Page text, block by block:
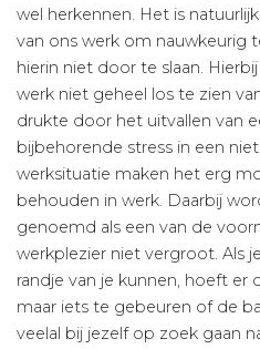
wel herkennen. Het is
van ons werk om nauwkeurig
hierin niet door te slaan.
werk niet geheel los te zien
drukte door het uitvallen van
bijbehorende stress in een
werksituatie maken het erg
behouden in werk. Daarbij
genoemd als een van de
werkplezier niet vergroot. Als
randje van je kunnen, hoeft er
maar iets te gebeuren of de
veelal bij jezelf op zoek gaan